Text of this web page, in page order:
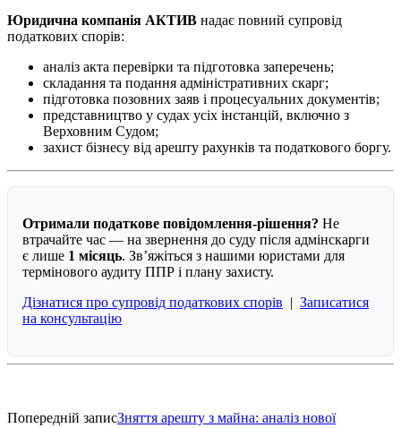
Юридична компанія АКТИВ надає повний супровід
податкових спорів:
аналіз акта перевірки та підготовка заперечень;
складання та подання адміністративних скарг;
підготовка позовних заяв і процесуальних документів;
представництво у судах усіх інстанцій, включно з
Верховним Судом;
захист бізнесу від арешту рахунків та податкового боргу.
Отримали податкове повідомлення-рішення? Не
втрачайте час — на звернення до суду після адмінскарги
є лише 1 місяць. Зв’яжіться з нашими юристами для
термінового аудиту ППР і плану захисту.
Дізнатися про супровід податкових спорів | Записатися
на консультацію
Попередній записЗняття арешту з майна: аналіз нової